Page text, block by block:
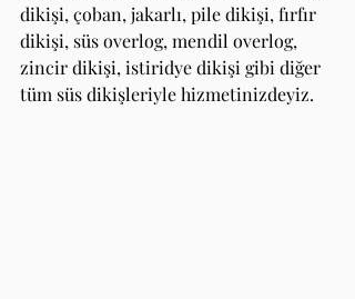
dikişi, çoban, jakarlı, pile dikişi, fırfır
dikişi, süs overlog, mendil overlog,
zincir dikişi, istiridye dikişi gibi diğer
tüm süs dikişleriyle hizmetinizdeyiz.